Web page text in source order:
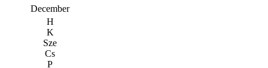
December
H
K
Sze
Cs
P